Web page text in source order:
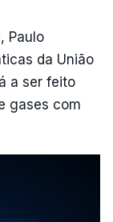
Paulo
da União
a ser feito
gases com